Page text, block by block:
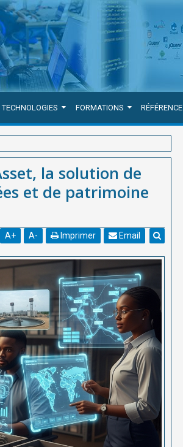
TECHNOLOGIES FORMATIONS RÉFÉRENCE
pièces détachées et de patrimoine
la solution de
et de patrimoine
A+ A- Imprimer Email